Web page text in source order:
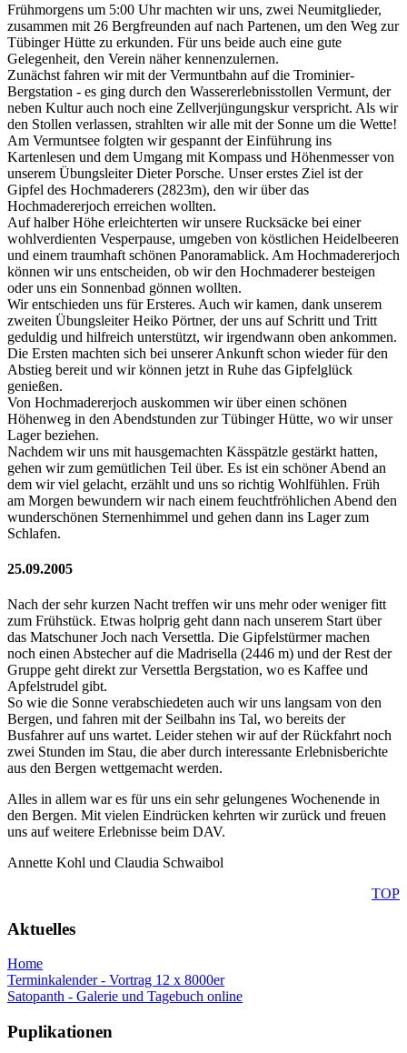
Frühmorgens um 5:00 Uhr machten wir uns, zwei Neumitglieder,
zusammen mit 26 Bergfreunden auf nach Partenen, um den Weg zur
Tübinger Hütte zu erkunden. Für uns beide auch eine gute
Gelegenheit, den Verein näher kennenzulernen.
Zunächst fahren wir mit der Vermuntbahn auf die Trominier-
Bergstation - es ging durch den Wassererlebnisstollen Vermunt, der
neben Kultur auch noch eine Zellverjüngungskur verspricht. Als wir
den Stollen verlassen, strahlten wir alle mit der Sonne um die Wette!
Am Vermuntsee folgten wir gespannt der Einführung ins
Kartenlesen und dem Umgang mit Kompass und Höhenmesser von
unserem Übungsleiter Dieter Porsche. Unser erstes Ziel ist der
Gipfel des Hochmaderers (2823m), den wir über das
Hochmadererjoch erreichen wollten.
Auf halber Höhe erleichterten wir unsere Rucksäcke bei einer
wohlverdienten Vesperpause, umgeben von köstlichen Heidelbeeren
und einem traumhaft schönen Panoramablick. Am Hochmadererjoch
können wir uns entscheiden, ob wir den Hochmaderer besteigen
oder uns ein Sonnenbad gönnen wollten.
Wir entschieden uns für Ersteres. Auch wir kamen, dank unserem
zweiten Übungsleiter Heiko Pörtner, der uns auf Schritt und Tritt
geduldig und hilfreich unterstützt, wir irgendwann oben ankommen.
Die Ersten machten sich bei unserer Ankunft schon wieder für den
Abstieg bereit und wir können jetzt in Ruhe das Gipfelglück
genießen.
Von Hochmadererjoch auskommen wir über einen schönen
Höhenweg in den Abendstunden zur Tübinger Hütte, wo wir unser
Lager beziehen.
Nachdem wir uns mit hausgemachten Kässpätzle gestärkt hatten,
gehen wir zum gemütlichen Teil über. Es ist ein schöner Abend an
dem wir viel gelacht, erzählt und uns so richtig Wohlfühlen. Früh
am Morgen bewundern wir nach einem feuchtfröhlichen Abend den
wunderschönen Sternenhimmel und gehen dann ins Lager zum
Schlafen.
25.09.2005
Nach der sehr kurzen Nacht treffen wir uns mehr oder weniger fitt
zum Frühstück. Etwas holprig geht dann nach unserem Start über
das Matschuner Joch nach Versettla. Die Gipfelstürmer machen
noch einen Abstecher auf die Madrisella (2446 m) und der Rest der
Gruppe geht direkt zur Versettla Bergstation, wo es Kaffee und
Apfelstrudel gibt.
So wie die Sonne verabschiedeten auch wir uns langsam von den
Bergen, und fahren mit der Seilbahn ins Tal, wo bereits der
Busfahrer auf uns wartet. Leider stehen wir auf der Rückfahrt noch
zwei Stunden im Stau, die aber durch interessante Erlebnisberichte
aus den Bergen wettgemacht werden.
Alles in allem war es für uns ein sehr gelungenes Wochenende in
den Bergen. Mit vielen Eindrücken kehrten wir zurück und freuen
uns auf weitere Erlebnisse beim DAV.
Annette Kohl und Claudia Schwaibol
TOP
Aktuelles
Home
Terminkalender - Vortrag 12 x 8000er
Satopanth - Galerie und Tagebuch online
Puplikationen